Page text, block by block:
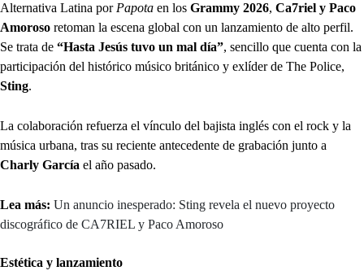
Alternativa Latina por Papota en los Grammy 2026, Ca7riel y Paco
Amoroso retoman la escena global con un lanzamiento de alto perfil.
Se trata de “Hasta Jesús tuvo un mal día”, sencillo que cuenta con la
participación del histórico músico británico y exlíder de The Police,
Sting.
La colaboración refuerza el vínculo del bajista inglés con el rock y la
música urbana, tras su reciente antecedente de grabación junto a
Charly García el año pasado.
Lea más: Un anuncio inesperado: Sting revela el nuevo proyecto
discográfico de CA7RIEL y Paco Amoroso
Estética y lanzamiento